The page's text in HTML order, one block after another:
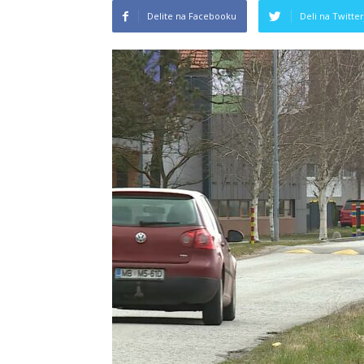
Delite na Facebooku Deli na